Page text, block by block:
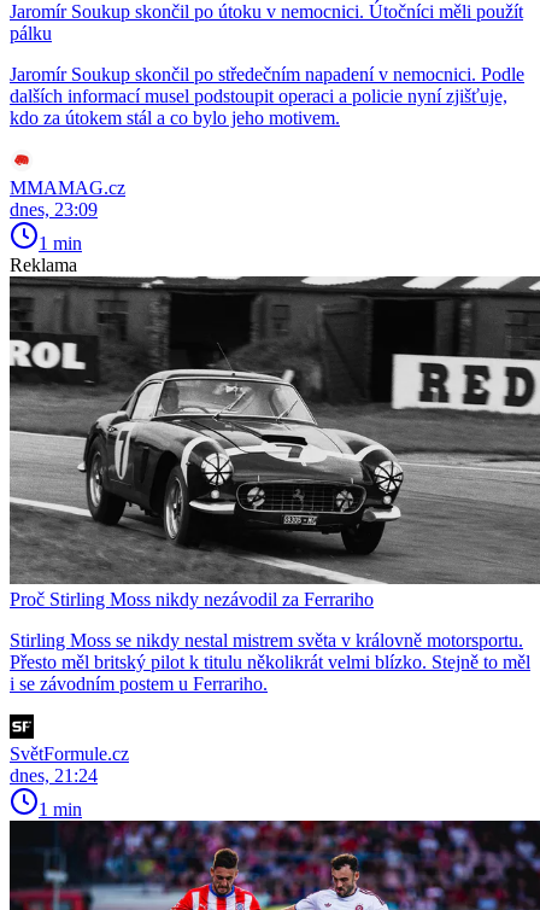
Jaromír Soukup skončil po útoku v nemocnici. Útočníci měli použít
pálku
Jaromír Soukup skončil po středečním napadení v nemocnici. Podle
dalších informací musel podstoupit operaci a policie nyní zjišťuje,
kdo za útokem stál a co bylo jeho motivem.
MMAMAG.cz
dnes, 23:09
1 min
Reklama
Proč Stirling Moss nikdy nezávodil za Ferrariho
Stirling Moss se nikdy nestal mistrem světa v královně motorsportu.
Přesto měl britský pilot k titulu několikrát velmi blízko. Stejně to měl
i se závodním postem u Ferrariho.
SvětFormule.cz
dnes, 21:24
1 min